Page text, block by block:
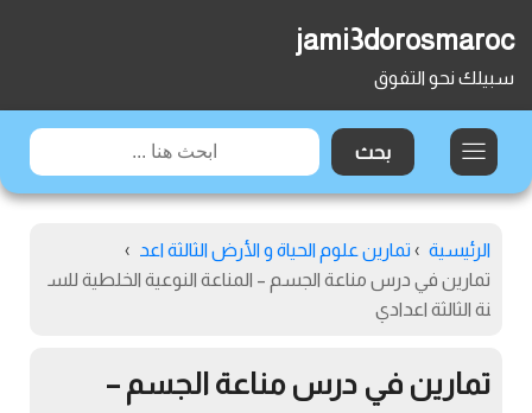
jami3dorosmaroc
سبيلك نحو التفوق
الرئيسية › تمارين علوم الحياة و الأرض الثالثة اعد ›
تمارين في درس مناعة الجسم – المناعة النوعية الخلطية للس
نة الثالثة اعدادي
تمارين في درس مناعة الجسم –